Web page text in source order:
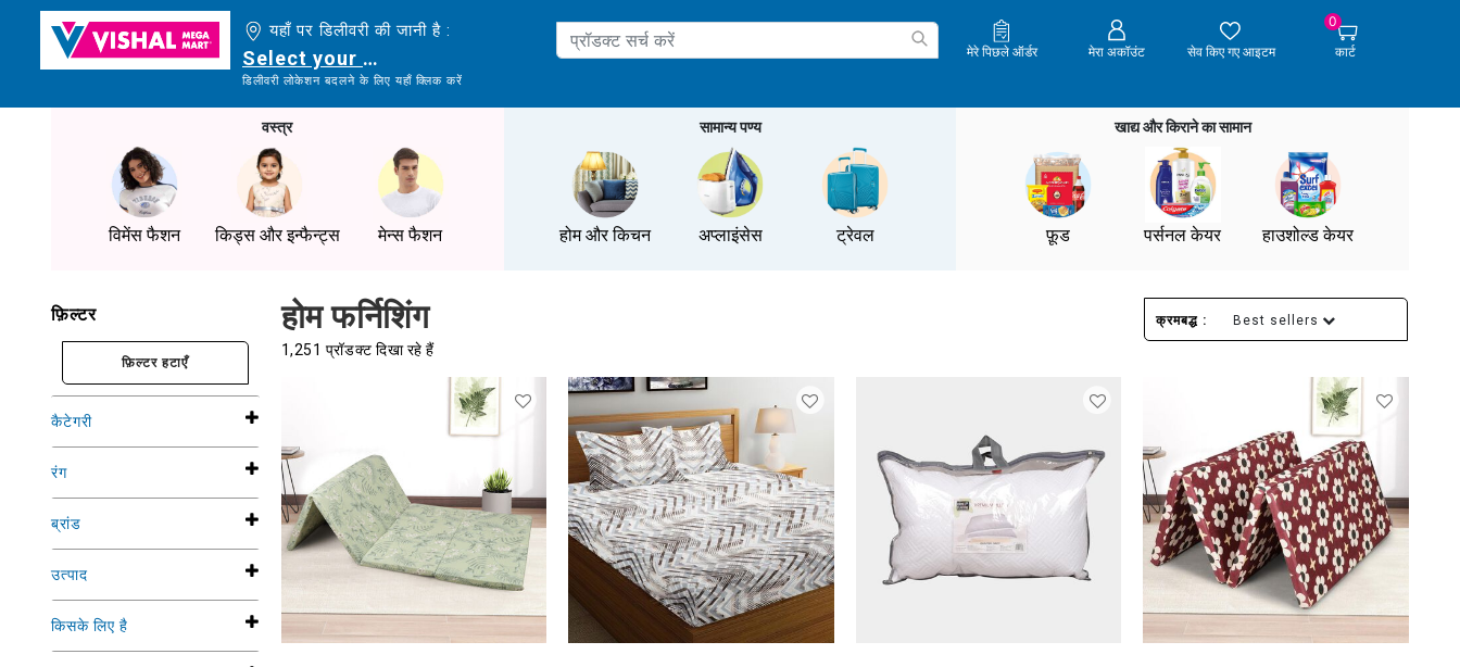
यहाँ पर डिलीवरी की जानी है :
Select your delivery location
डिलीवरी लोकेशन बदलने के लिए यहाँ क्लिक करें
मेरे पिछले ऑर्डर मेरा अकॉउंट सेव किए गए आइटम
0
कार्ट
वस्त्र
विमेंस फैशन किड्स और इन्फैन्ट्स मेन्स फैशन
सामान्य पण्य
होम और किचन अप्लाइंसेस ट्रेवल
खाद्य और किराने का सामान
फ़ूड पर्सनल केयर हाउशोल्ड केयर
फ़िल्टर होम फर्निशिंग
1,251 प्रॉडक्ट दिखा रहे हैं
क्रमबद्ध : Best sellers
फ़िल्टर हटाएँ
कैटेगरी
रंग
ब्रांड
उत्पाद
किसके लिए है